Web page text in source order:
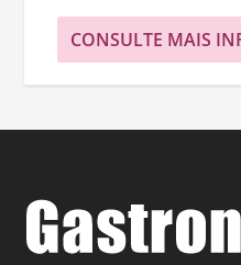
CONSULTE MAIS